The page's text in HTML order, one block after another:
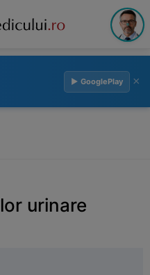
▶ GooglePlay ×
urinare